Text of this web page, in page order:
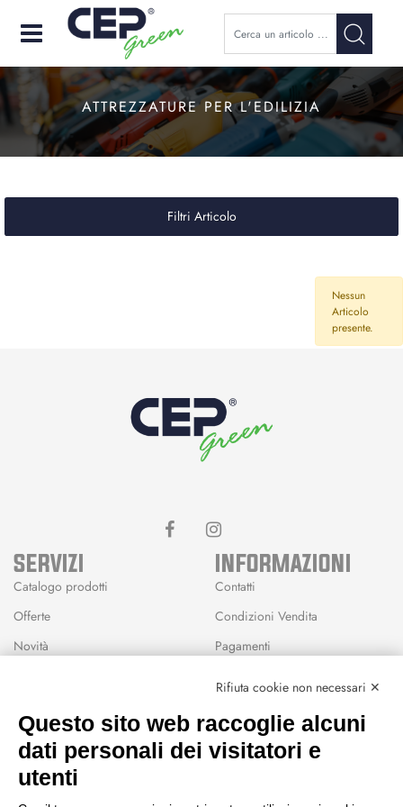
Open
ATTREZZATURE PER L'EDILIZIA
Filtri Articolo
Nessun
Articolo
presente.
SERVIZI
Catalogo prodotti
Offerte
Novità
Wishlist
INFORMAZIONI
Contatti
Condizioni Vendita
Pagamenti
CEP GREEN
Rifiuta cookie non necessari ✕
Questo sito web raccoglie alcuni
dati personali dei visitatori e
utenti